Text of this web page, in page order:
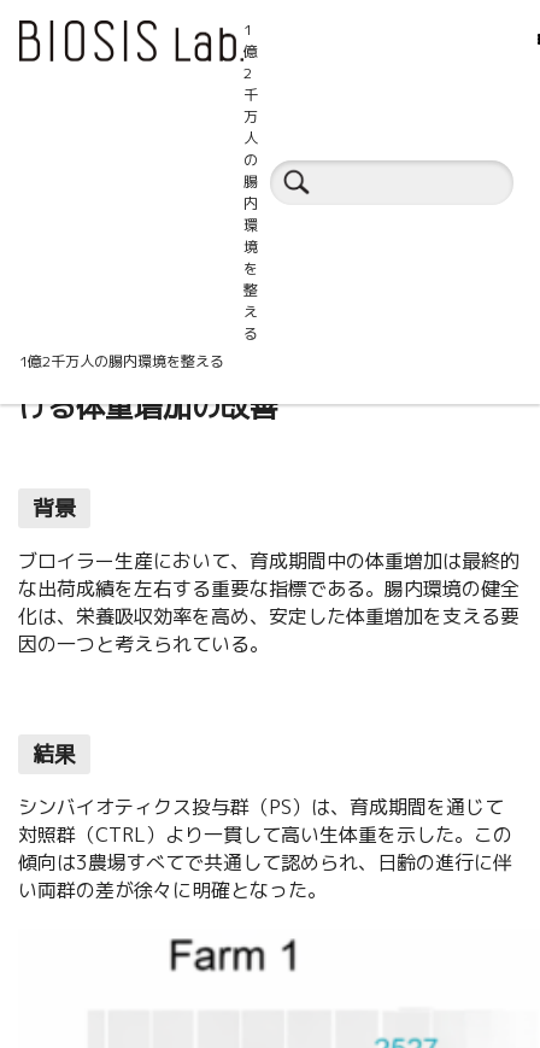
1
億
2
千
万
人
の
腸
内
環
境
を
整
え
る
1億2千万人の腸内環境を整える
シンバイオティクスとブロイラーにお
ける体重増加の改善
背景
ブロイラー生産において、育成期間中の体重増加は最終的
な出荷成績を左右する重要な指標である。腸内環境の健全
化は、栄養吸収効率を高め、安定した体重増加を支える要
因の一つと考えられている。
結果
シンバイオティクス投与群（PS）は、育成期間を通じて
対照群（CTRL）より一貫して高い生体重を示した。この
傾向は3農場すべてで共通して認められ、日齢の進行に伴
い両群の差が徐々に明確となった。